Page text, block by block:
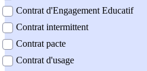
Contrat d'Engagement Educatif
Contrat intermittent
Contrat pacte
Contrat d'usage